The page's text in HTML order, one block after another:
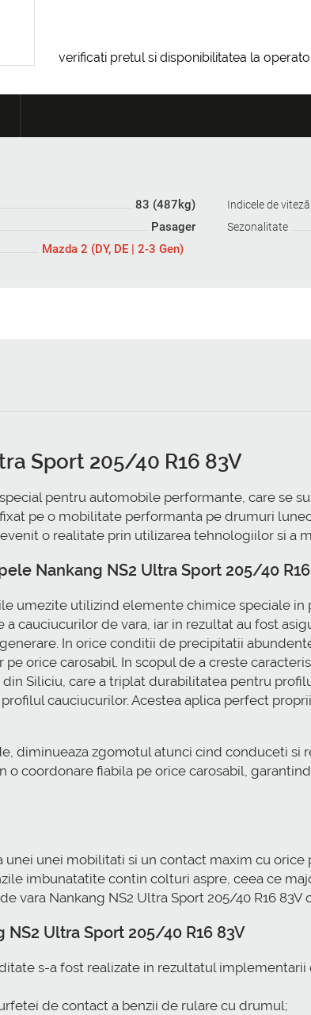
verificati pretul si disponibilitatea la
83 (487kg) Indicele de viteză
Pasager Sezonalitate
Mazda 2 (DY, DE | 2-3 Gen)
Sport 205/40 R16 83V
pentru automobile performante, care se
pe o mobilitate performanta pe drumuri
o realitate prin utilizarea tehnologiilor si a
Nankang NS2 Ultra Sport 205/40
umezite utilizind elemente chimice speciale in
cauciucurilor de vara, iar in rezultat au fost
In orice conditii de precipitatii
orice carosabil. In scopul de a creste
Siliciu, care a triplat durabilitatea pentru
cauciucurilor. Acestea aplica perfect
diminueaza zgomotul atunci cind conduceti si
o coordonare fiabila pe orice carosabil,
unei mobilitati si un contact maxim cu orice
imbunatatite contin colturi aspre, ceea ce
vara Nankang NS2 Ultra Sport 205/40 R16 83V
Ultra Sport 205/40 R16 83V
s-a fost realizate in rezultatul
de contact a benzii de rulare cu drumul;